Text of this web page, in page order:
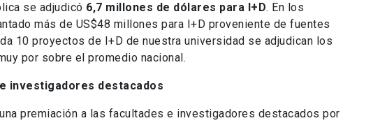
se adjudicó 6,7 millones de dólares para I+D. En los
más de US$48 millones para I+D proveniente de fuentes
10 proyectos de I+D de nuestra universidad se adjudican los
por sobre el promedio nacional.
investigadores destacados
premiación a las facultades e investigadores destacados por